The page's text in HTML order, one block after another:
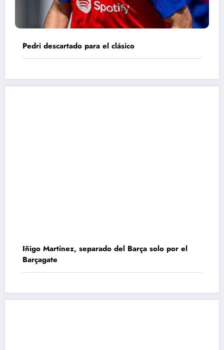
Pedri descartado para el clásico
Iñigo Martínez, separado del Barça solo por el
Barçagate